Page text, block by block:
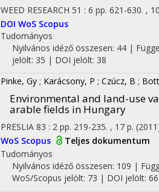
WEED RESEARCH 51 : 6 pp. 621-630. ,
DOI WoS Scopus
Tudományos
Nyilvános idéző összesen: 44|
jelölt: 35 | DOI jelölt: 38
Pinke, Gy ; Karácsony, P ; Czúcz, B ;
Environmental and land-use
arable fields in Hungary
PRESLIA 83 : 2 pp. 219-235. , 17 p.
WoS Scopus
Teljes dokumentum
Tudományos
Nyilvános idéző összesen: 109 |
WoS/Scopus jelölt: 73 | DOI jelölt: 66